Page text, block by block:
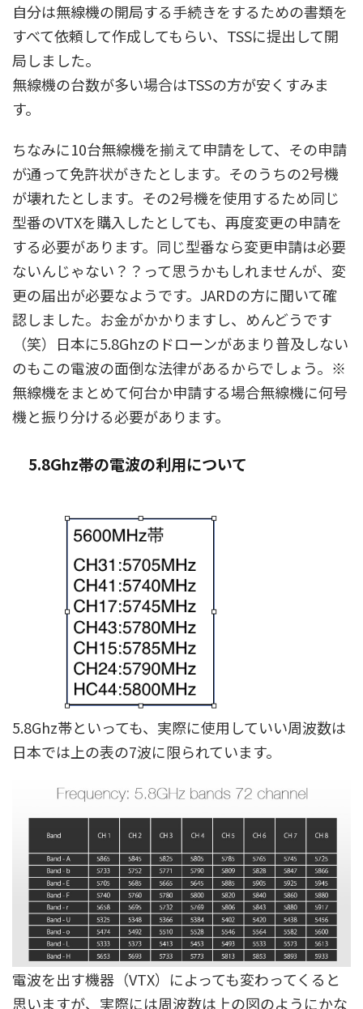
自分は無線機の開局する手続きをするための書類を
すべて依頼して作成してもらい、TSSに提出して開
局しました。
無線機の台数が多い場合はTSSの方が安くすみま
す。
ちなみに10台無線機を揃えて申請をして、その申請
が通って免許状がきたとします。そのうちの2号機
が壊れたとします。その2号機を使用するため同じ
型番のVTXを購入したとしても、再度変更の申請を
する必要があります。同じ型番なら変更申請は必要
ないんじゃない？？って思うかもしれませんが、変
更の届出が必要なようです。JARDの方に聞いて確
認しました。お金がかかりますし、めんどうです
（笑）日本に5.8Ghzのドローンがあまり普及しない
のもこの電波の面倒な法律があるからでしょう。※
無線機をまとめて何台か申請する場合無線機に何号
機と振り分ける必要があります。
5.8Ghz帯の電波の利用について
5.8Ghz帯といっても、実際に使用していい周波数は
日本では上の表の7波に限られています。
電波を出す機器（VTX）によっても変わってくると
思いますが、実際には周波数は上の図のようにかな